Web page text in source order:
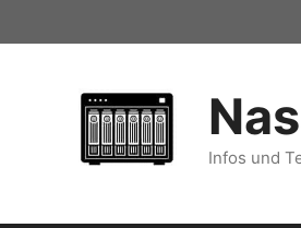
springen
Infos und